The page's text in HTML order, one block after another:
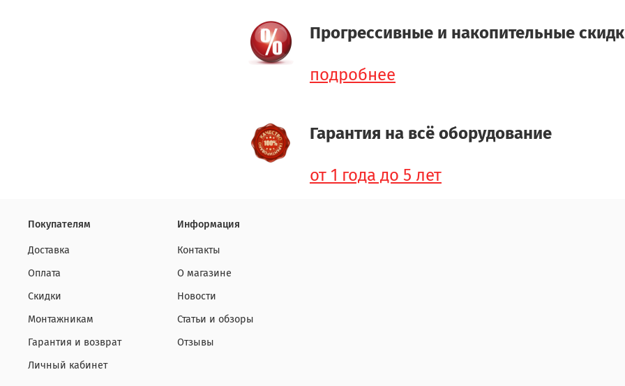
Прогрессивные и накопительные
подробнее
Гарантия на всё оборудование
от 1 года до 5 лет
Покупателям
Доставка
Оплата
Скидки
Монтажникам
Гарантия и возврат
Личный кабинет
Информация
Контакты
О магазине
Новости
Статьи и обзоры
Отзывы